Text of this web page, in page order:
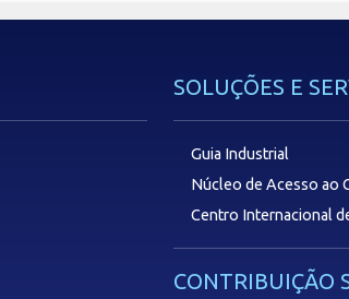
SOLUÇÕES E
Guia Industrial
Núcleo de Acesso ao
Centro Internacional
CONTRIBUIÇÃO